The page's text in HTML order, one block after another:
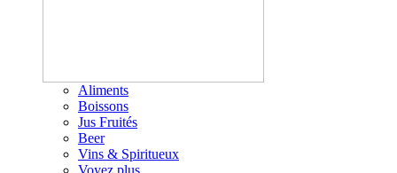
Aliments
Boissons
Jus Fruités
Beer
Vins & Spiritueux